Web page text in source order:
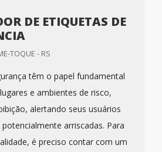
DE ETIQUETAS DE
TOQUE - RS
têm o papel fundamental
e ambientes de risco,
alertando seus usuários
arriscadas. Para
é preciso contar com um